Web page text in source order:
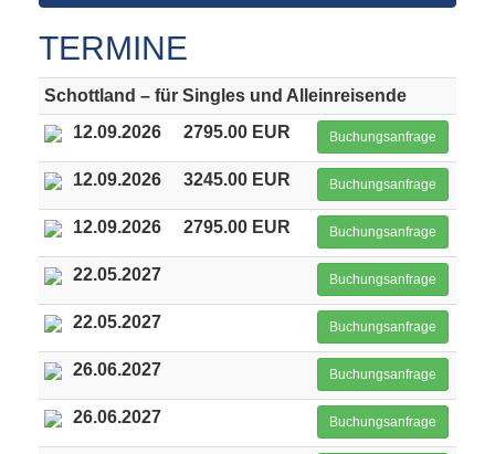
TERMINE
Schottland – für Singles und Alleinreisende
12.09.2026
2795.00 EUR Buchungsanfrage
12.09.2026 3245.00 EUR Buchungsanfrage
12.09.2026 2795.00 EUR Buchungsanfrage
22.05.2027 Buchungsanfrage
22.05.2027 Buchungsanfrage
26.06.2027 Buchungsanfrage
26.06.2027 Buchungsanfrage